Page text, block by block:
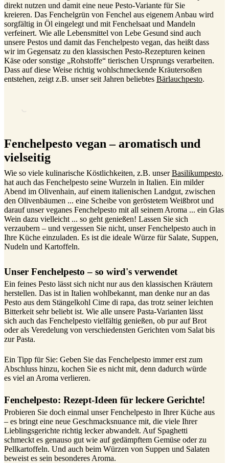
direkt nutzen und damit eine neue Pesto-Variante für Sie
kreieren. Das Fenchelgrün von Fenchel aus eigenem Anbau wird
sorgfältig in Öl eingelegt und mit Fenchelsaat und Mandeln
verfeinert. Wie alle Lebensmittel von Lebe Gesund sind auch
unsere Pestos und damit das Fenchelpesto vegan, das heißt dass
wir im Gegensatz zu den klassischen Pesto-Rezepturen keinen
Käse oder sonstige „Rohstoffe“ tierischen Ursprungs verarbeiten.
Dass auf diese Weise richtig wohlschmeckende Kräutersoßen
entstehen, zeigt z.B. unser seit Jahren beliebtes Bärlauchpesto.
Fenchelpesto vegan – aromatisch und
vielseitig
Wie so viele kulinarische Köstlichkeiten, z.B. unserBasilikumpesto,
hat auch das Fenchelpesto seine Wurzeln in Italien. Ein milder
Abend im Olivenhain, auf einem italienischen Landgut, zwischen
den Olivenbäumen ... eine Scheibe von geröstetem Weißbrot und
darauf unser veganes Fenchelpesto mit all seinem Aroma ... ein Glas
Wein dazu vielleicht ... so geht genießen! Lassen Sie sich
verzaubern – und vergessen Sie nicht, unser Fenchelpesto auch in
Ihre Küche einzuladen. Es ist die ideale Würze für Salate, Suppen,
Nudeln und Kartoffeln.
Unser Fenchelpesto – so wird's verwendet
Ein feines Pesto lässt sich nicht nur aus den klassischen Kräutern
herstellen. Das ist in Italien wohlbekannt, man denke nur an das
Pesto aus dem Stängelkohl Cime di rapa, das trotz seiner leichten
Bitterkeit sehr beliebt ist. Wie alle unsere Pasta-Varianten lässt
sich auch das Fenchelpesto vielfältig genießen, ob pur auf Brot
oder als Veredelung von verschiedensten Gerichten vom Salat bis
zur Pasta.
Ein Tipp für Sie: Geben Sie das Fenchelpesto immer erst zum
Abschluss hinzu, kochen Sie es nicht mit, denn dadurch würde
es viel an Aroma verlieren.
Fenchelpesto: Rezept-Ideen für leckere Gerichte!
Probieren Sie doch einmal unser Fenchelpesto in Ihrer Küche aus
– es bringt eine neue Geschmacksnuance mit, die viele Ihrer
Lieblingsgerichte richtig lecker abwandelt. Auf Spaghetti
schmeckt es genauso gut wie auf gedämpftem Gemüse oder zu
Pellkartoffeln. Und auch beim Würzen von Suppen und Salaten
beweist es sein besonderes Aroma.